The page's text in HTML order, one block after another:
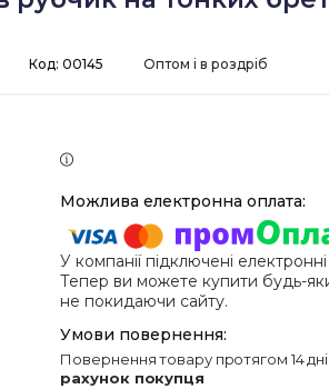
Оптом і в роздріб
Код: 00145
У компанії підключені
Тепер ви можете купити будь-
не покидаючи сайту.
повернення товару протягом 14
рахунок покупця